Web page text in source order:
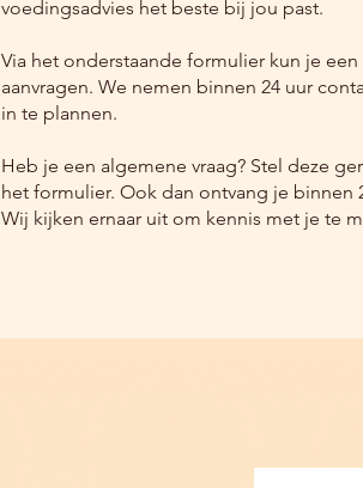
voedingsadvies het beste bij jou past.
Via het onderstaande formulier kun je
aanvragen. We nemen binnen 24 uur
in te plannen.
Heb je een algemene vraag? Stel deze
het formulier. Ook dan ontvang je binnen
Wij kijken ernaar uit om kennis met je te